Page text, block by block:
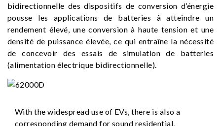
bidirectionnelle des dispositifs de conversion d’énergie
pousse les applications de batteries à atteindre un
rendement élevé, une conversion à haute tension et une
densité de puissance élevée, ce qui entraîne la nécessité
de concevoir des essais de simulation de batteries
(alimentation électrique bidirectionnelle).
With the widespread use of EVs, there is also a
corresponding demand for sound residential,